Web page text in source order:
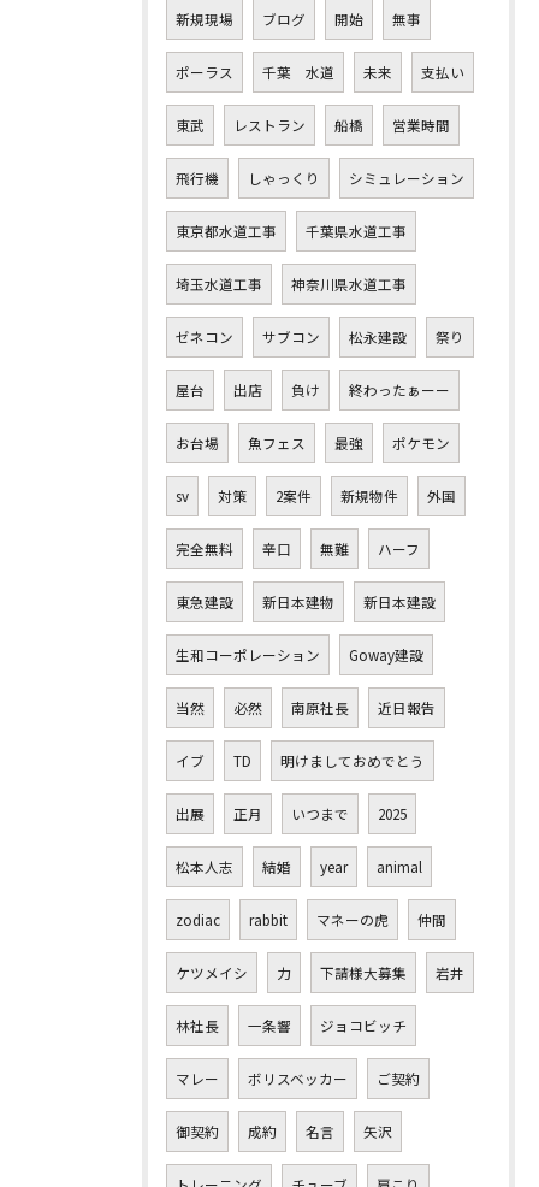
新規現場 ブログ 開始 無事
ポーラス 千葉 水道 未来 支払い
東武 レストラン 船橋 営業時間
飛行機 しゃっくり シミュレーション
東京都水道工事 千葉県水道工事
埼玉水道工事 神奈川県水道工事
ゼネコン サブコン 松永建設 祭り
屋台 出店 負け 終わったぁーー
お台場 魚フェス 最強 ポケモン
sv 対策 2案件 新規物件 外国
完全無料 辛口 無難 ハーフ
東急建設 新日本建物 新日本建設
生和コーポレーション Goway建設
当然 必然 南原社長 近日報告
イブ TD 明けましておめでとう
出展 正月 いつまで 2025
松本人志 結婚 year animal
zodiac rabbit マネーの虎 仲間
ケツメイシ 力 下請様大募集 岩井
林社長 一条響 ジョコビッチ
マレー ボリスベッカー ご契約
御契約 成約 名言 矢沢